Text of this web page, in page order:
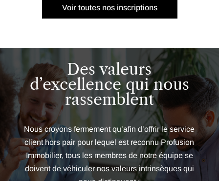
Voir toutes nos inscriptions
Des valeurs
d’excellence qui nous
rassemblent
Nous croyons fermement qu’afin d’offrir le service
client hors pair pour lequel est reconnu Profusion
Immobilier, tous les membres de notre équipe se
doivent de véhiculer nos valeurs intrinsèques qui